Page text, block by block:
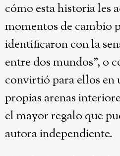
cómo esta historia les
momentos de cambio
identificaron con la
entre dos mundos”, o
convirtió para ellos en
propias arenas
el mayor regalo que
autora independiente.